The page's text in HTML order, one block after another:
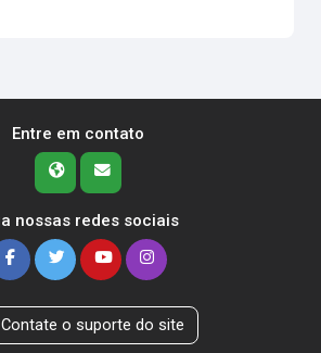
Entre em contato
nossas redes sociais
Contate o suporte do site